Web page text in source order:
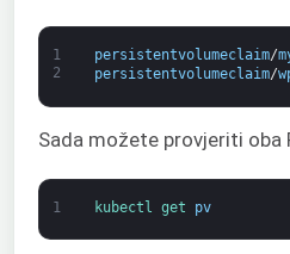
1
2
persistentvolumeclaim/
persistentvolumeclaim/
Sada možete provjeriti
1 kubectl get pv